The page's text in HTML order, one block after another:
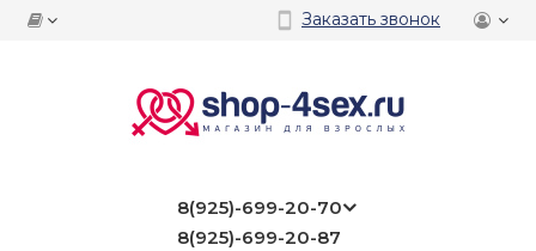
Заказать звонок
8(925)-699-20-70
8(925)-699-20-87